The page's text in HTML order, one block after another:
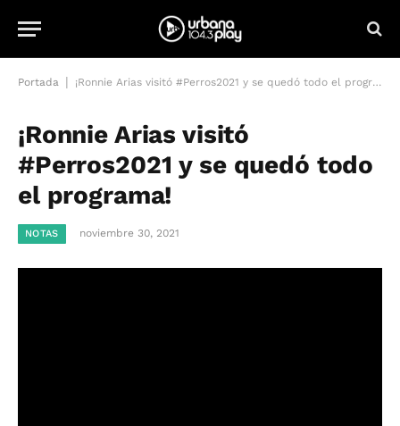
Portada ¡Ronnie Arias visitó #Perros2021 y se quedó todo el programa!
¡Ronnie Arias visitó
#Perros2021 y se quedó todo
el programa!
NOTAS noviembre 30, 2021